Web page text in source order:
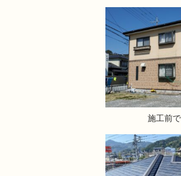
施工前で